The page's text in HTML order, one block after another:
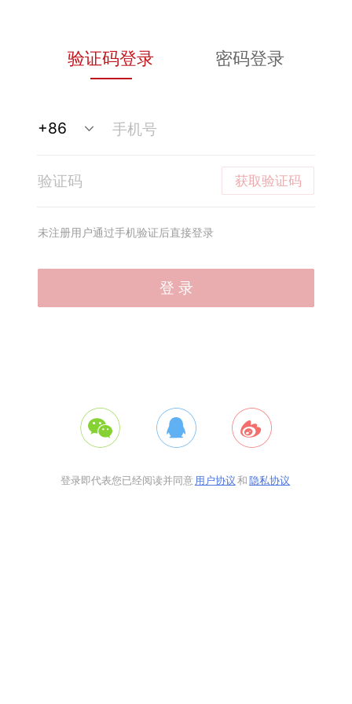
验证码登录 密码登录
获取验证码
未注册用户通过手机验证后直接登录
登 录
登录即代表您已经阅读并同意用户协议和隐私协议